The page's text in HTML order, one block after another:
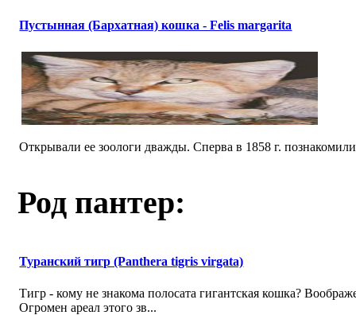
Пустынная (Бархатная) кошка - Felis margarita
Открывали ее зоологи дважды. Сперва в 1858 г.
Род пантер:
Туранский тигр (Panthera tigris virgata)
Тигр - кому не знакома полосата гигантская кошка?
Огромен ареал этого зв...